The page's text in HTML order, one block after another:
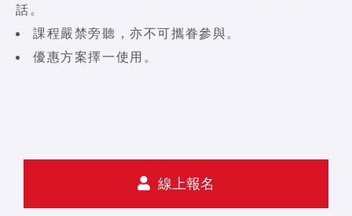
話。
課程嚴禁旁聽，亦不可攜眷參與。
優惠方案擇一使用。
線上報名